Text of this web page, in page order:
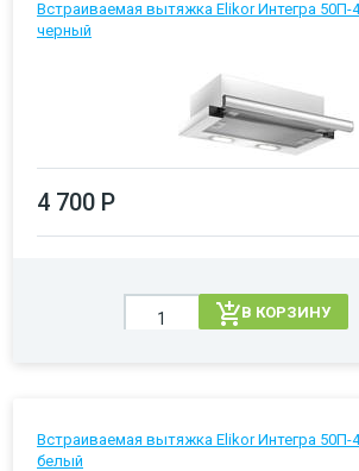
Встраиваемая вытяжка Elikor Интегра
черный
4 700 Р
В КОРЗИНУ
Встраиваемая вытяжка Elikor Интегра
белый